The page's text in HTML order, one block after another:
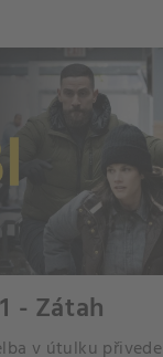
- Zátah
v útulku